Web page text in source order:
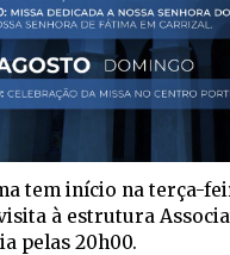
tem início na terça-
à estrutura
pelas 20h00.